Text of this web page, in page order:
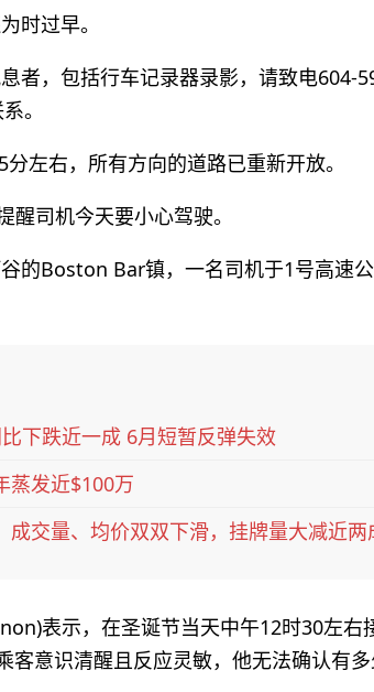
时过早。
者，包括行车记录器录影，请致电604-
。
左右，所有方向的道路已重新开放。
醒司机今天要小心驾驶。
的Boston Bar镇，一名司机于1号高速
下跌近一成 6月短暂反弹失效
蒸发近$100万
成交量、均价双双下滑，挂牌量大减近两
表示，在圣诞节当天中午12时30左右
客意识清醒且反应灵敏，他无法确认有多